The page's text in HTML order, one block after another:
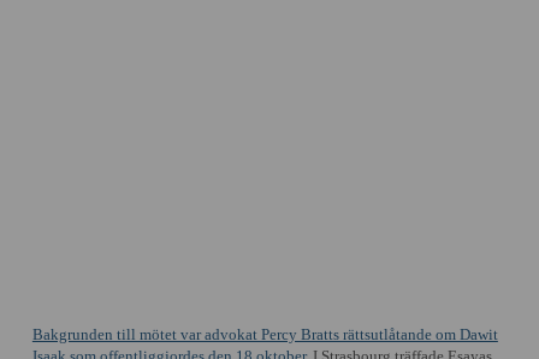
Bakgrunden till mötet var advokat Percy Bratts rättsutlåtande om Dawit